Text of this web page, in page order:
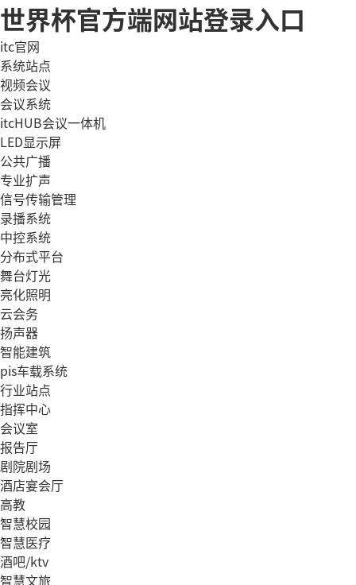
世界杯官方端网站登录入口
itc官网
系统站点
视频会议
会议系统
itcHUB会议一体机
LED显示屏
公共广播
专业扩声
信号传输管理
录播系统
中控系统
分布式平台
舞台灯光
亮化照明
云会务
扬声器
智能建筑
pis车载系统
行业站点
指挥中心
会议室
报告厅
剧院剧场
酒店宴会厅
高教
智慧校园
智慧医疗
酒吧/ktv
智慧文旅